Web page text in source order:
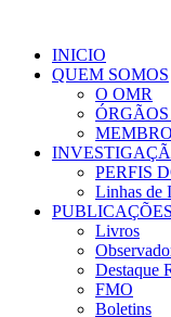
INICIO
QUEM SOMOS
O OMR
PERFIS
Linhas de
PUBLICAÇÕES
Livros
Destaque
FMO
Boletins